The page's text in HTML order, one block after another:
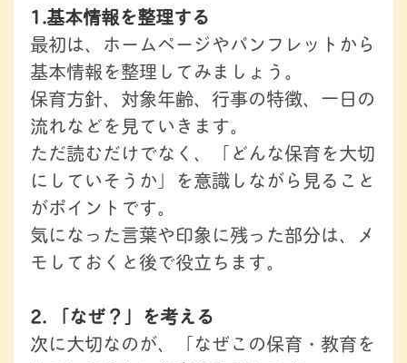
1.基本情報を整理する
最初は、ホームページやパンフレットから
基本情報を整理してみましょう。
保育方針、対象年齢、行事の特徴、一日の
流れなどを見ていきます。
ただ読むだけでなく、「どんな保育を大切
にしていそうか」を意識しながら見ること
がポイントです。
気になった言葉や印象に残った部分は、メ
モしておくと後で役立ちます。
2. 「なぜ？」を考える
次に大切なのが、「なぜこの保育・教育を